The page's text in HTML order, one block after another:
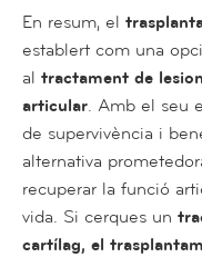
En resum, el
establert com una
al tractament de
articular. Amb el seu
de supervivència i
alternativa
recuperar la funció
vida. Si cerques un
cartílag, el